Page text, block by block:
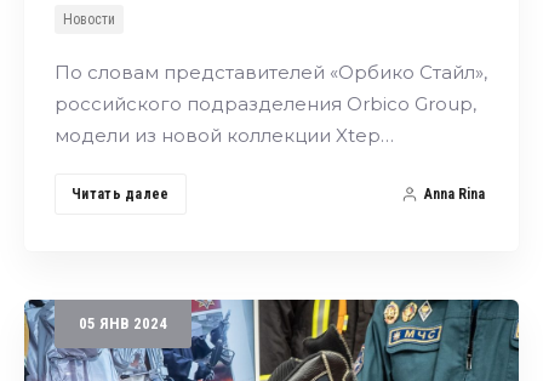
Новости
По словам представителей «Орбико Стайл»,
российского подразделения Orbico Group,
модели из новой коллекции Xtep…
Читать далее Anna Rina
05 ЯНВ 2024